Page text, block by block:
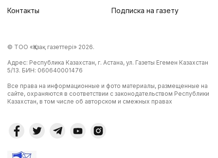
Контакты
Подписка на газету
© ТОО «Қазақ газеттері» 2026.
Адрес: Республика Казахстан, г. Астана, ул. Газеты Егемен Казахстан
5/13. БИН: 060640001476
Все права на информационные и фото материалы, размещенные на
сайте, охраняются в соответствии с законодательством Республики
Казахстан, в том числе об авторском и смежных правах